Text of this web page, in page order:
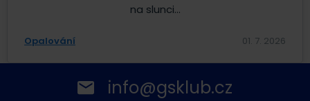
na slunci...
Opalování 01. 7. 2026
info@gsklub.cz